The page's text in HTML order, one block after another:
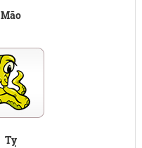
Mão
Tỵ